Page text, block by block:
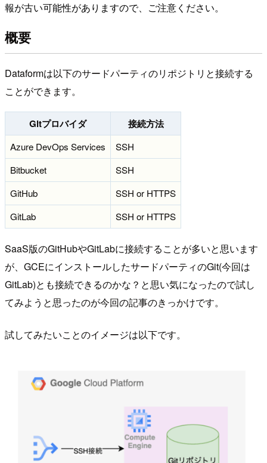
報が古い可能性がありますので、ご注意ください。
概要
Dataformは以下のサードパーティのリポジトリと接続する
ことができます。
Gitプロバイダ 接続方法
Azure DevOps Services
SSH
Bitbucket
SSH
GitHub
SSH or HTTPS
GitLab
SSH or HTTPS
SaaS版のGitHubやGitLabに接続することが多いと思います
が、GCEにインストールしたサードパーティのGit(今回は
GitLab)とも接続できるのかな？と思い気になったので試し
てみようと思ったのが今回の記事のきっかけです。
試してみたいことのイメージは以下です。